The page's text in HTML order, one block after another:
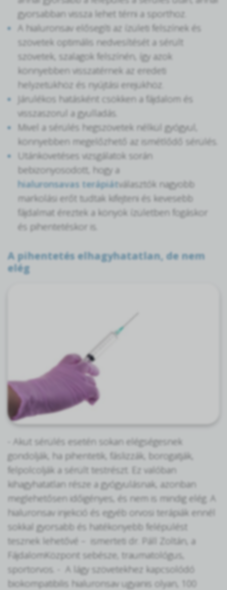
gyorsabban vissza lehet térni a sporthoz.
A hialuronsav elősegíti az ízületi felszínek és
szövetek optimális nedvesítését a sérült
szövetek, szalagok felszínén, így azok
könnyebben visszatérnek az eredeti
helyzetükhöz és nyújtási erejükhöz.
Járulékos hatásként csökken a fájdalom és
visszaszorul a gyulladás.
Mivel a sérülés hegszövetek nélkül gyógyul,
könnyebben megelőzhető az ismétlődő sérülés.
Utánkövetéses vizsgálatok során
bebizonyosodott, hogy a
hialuronsavas terápiátválasztók nagyobb
markolási erőt tudtak kifejteni és kevesebb
fájdalmat éreztek a könyök ízületben fogáskor
és pihentetéskor is.
A pihentetés elhagyhatatlan, de nem
elég
- Akut sérülés esetén sokan elégségesnek
gondolják, ha pihentetik, fáslizzák, borogatják,
felpolcolják a sérült testrészt. Ez valóban
kihagyhatatlan része a gyógyulásnak, azonban
meglehetősen időigényes, és nem is mindig elég. A
hialuronsav injekció és egyéb orvosi terápiák ennél
sokkal gyorsabb és hatékonyebb felépülést
tesznek lehetővé – ismerteti dr. Páll Zoltán, a
FájdalomKözpont sebésze, traumatológus,
sportorvos. - A lágy szövetekhez kapcsolódó
biokompatibilis hialuronsav ugyanis olyan, 100